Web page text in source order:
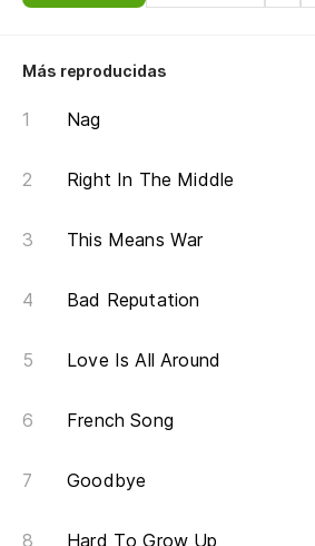
Más reproducidas
Nag
Right In The Middle
This Means War
Bad Reputation
Love Is All Around
French Song
Goodbye
Hard To Grow Up